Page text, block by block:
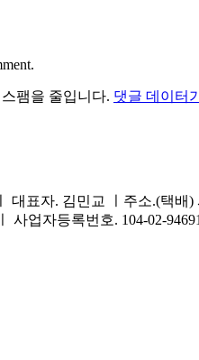
팸을 줄입니다. 댓글 데이터
대표자. 김민교 ㅣ주소.(택배
사업자등록번호. 104-02-